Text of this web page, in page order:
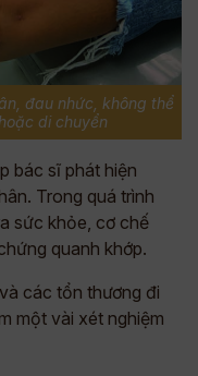
đau nhức, không thể
di chuyển
bác sĩ phát hiện
Trong quá trình
sức khỏe, cơ chế
quanh khớp.
các tổn thương đi
một vài xét nghiệm